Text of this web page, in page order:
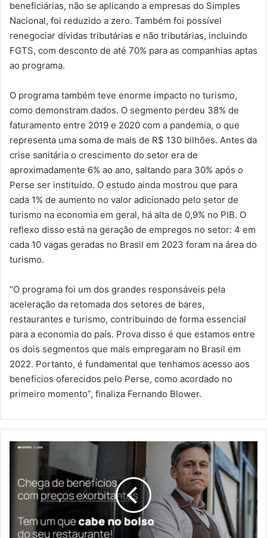
beneficiárias, não se aplicando a empresas do Simples
Nacional, foi reduzido a zero. Também foi possível
renegociar dívidas tributárias e não tributárias, incluindo
FGTS, com desconto de até 70% para as companhias aptas
ao programa.
O programa também teve enorme impacto no turismo,
como demonstram dados. O segmento perdeu 38% de
faturamento entre 2019 e 2020 com a pandemia, o que
representa uma soma de mais de R$ 130 bilhões. Antes da
crise sanitária o crescimento do setor era de
aproximadamente 6% ao ano, saltando para 30% após o
Perse ser instituído. O estudo ainda mostrou que para
cada 1% de aumento no valor adicionado pelo setor de
turismo na economia em geral, há alta de 0,9% no PIB. O
reflexo disso está na geração de empregos no setor: 4 em
cada 10 vagas geradas no Brasil em 2023 foram na área do
turismo.
“O programa foi um dos grandes responsáveis pela
aceleração da retomada dos setores de bares,
restaurantes e turismo, contribuindo de forma essencial
para a economia do país. Prova disso é que estamos entre
os dois segmentos que mais empregaram no Brasil em
2022. Portanto, é fundamental que tenhamos acesso aos
benefícios oferecidos pelo Perse, como acordado no
primeiro momento”, finaliza Fernando Blower.
Você
mais
deixar
oferecer
benefícios